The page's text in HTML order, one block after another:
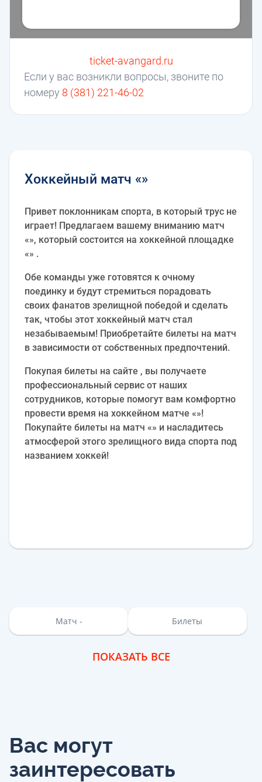
Если у вас возникли вопросы, звоните по
номеру 8 (381) 221-46-02
ticket-avangard.ru
Хоккейный матч «»
Привет поклонникам спорта, в который трус не
играет! Предлагаем вашему вниманию матч
«», который состоится на хоккейной площадке
«» .
Обе команды уже готовятся к очному
поединку и будут стремиться порадовать
своих фанатов зрелищной победой и сделать
так, чтобы этот хоккейный матч стал
незабываемым! Приобретайте билеты на матч
в зависимости от собственных предпочтений.
Покупая билеты на сайте , вы получаете
профессиональный сервис от наших
сотрудников, которые помогут вам комфортно
провести время на хоккейном матче «»!
Покупайте билеты на матч «» и насладитесь
атмосферой этого зрелищного вида спорта под
названием хоккей!
Матч - Билеты
ПОКАЗАТЬ ВСЕ
Вас могут
заинтересовать